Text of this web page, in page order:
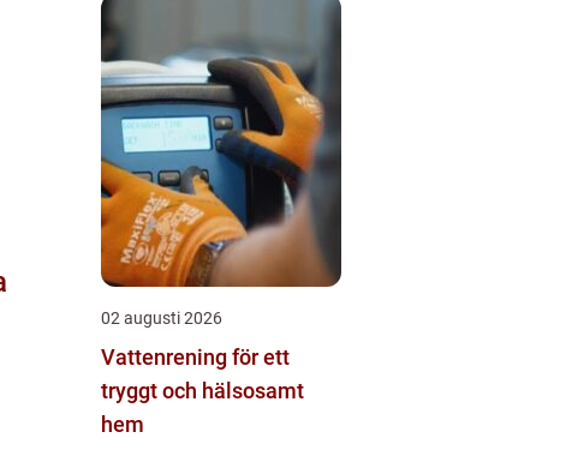
02 augusti 2026
Vattenrening för ett
tryggt och hälsosamt
hem